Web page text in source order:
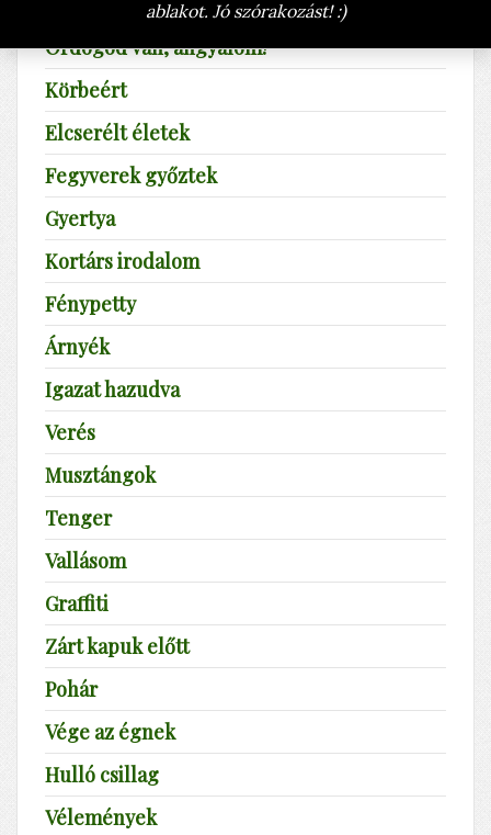
ablakot. Jó szórakozást! :)
Ördögöd van, angyalom!
Körbeért
Elcserélt életek
Fegyverek győztek
Gyertya
Kortárs irodalom
Fénypetty
Árnyék
Igazat hazudva
Verés
Musztángok
Tenger
Vallásom
Graffiti
Zárt kapuk előtt
Pohár
Vége az égnek
Hulló csillag
Vélemények